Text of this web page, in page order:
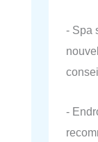
- Spa
-